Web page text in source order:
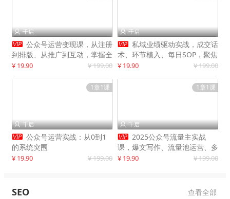
 千启
 公众号运营变现课，从注册
到排版、从推广到互动，掌握全
流程，开启个人品牌月入
¥ 19.90 ¥ 199.00
 千启
 私域业绩驱动实战，成交话
术、环节植入、每日SOP，聚焦
增长，驱动营收持续突破
¥ 19.90 ¥ 199.00
1章1课
 千启
 公众号运营实战：从0到1
的系统突围
¥ 19.90 ¥ 199.00
1章1课
 千启
 2025公众号流量主实战
课，爆文写作、流量池运营、多
平台分发，新手日入千元月赚5
¥ 19.90 ¥ 199.00
SEO 查看全部